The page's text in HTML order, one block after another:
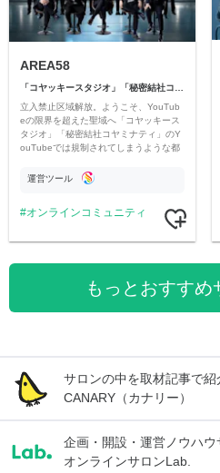
AREA58
「コヤッキースタジオ」「秘密結社コヤミナティ」
立入禁止区域解放。ようこそ、YouTub
eの限界を超えた聖域へ「コヤッキース
タジオ」「秘密結社コヤミナティ」のY
ouTubeでは規制されてしまうような都
公開。
運営ツール
オンラインコミュニティ
もっとおすすめ
サロンの中を取材記事で紹
CANARY（カナリー）
企画・開設・運営ノウハウ
オンラインサロンLab.